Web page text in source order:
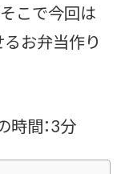
こで今回は
お弁当作り
時間：3分